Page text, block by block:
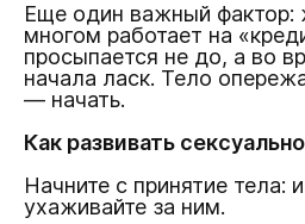
Еще один важный фактор:
многом работает на
просыпается не до, а во
начала ласк. Тело
— начать.
Как развивать
Начните с принятие тела:
ухаживайте за ним.